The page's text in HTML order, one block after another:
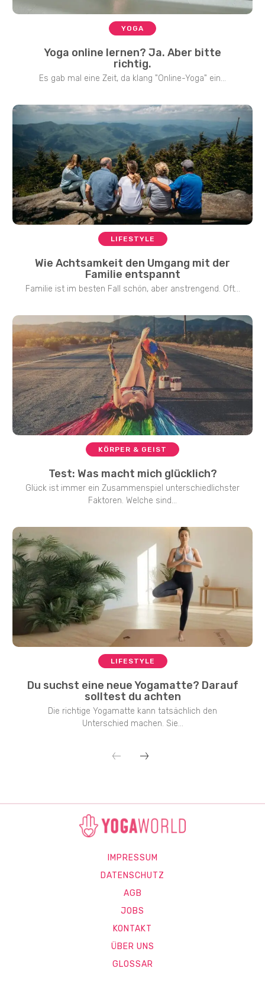
YOGA
Yoga online lernen? Ja. Aber bitte
richtig.
Es gab mal eine Zeit, da klang "Online-Yoga" ein...
LIFESTYLE
Wie Achtsamkeit den Umgang mit der
Familie entspannt
Familie ist im besten Fall schön, aber anstrengend. Oft...
KÖRPER & GEIST
Test: Was macht mich glücklich?
Glück ist immer ein Zusammenspiel unterschiedlichster
Faktoren. Welche sind...
LIFESTYLE
Du suchst eine neue Yogamatte? Darauf
solltest du achten
Die richtige Yogamatte kann tatsächlich den
Unterschied machen. Sie...
IMPRESSUM
DATENSCHUTZ
AGB
JOBS
KONTAKT
ÜBER UNS
GLOSSAR